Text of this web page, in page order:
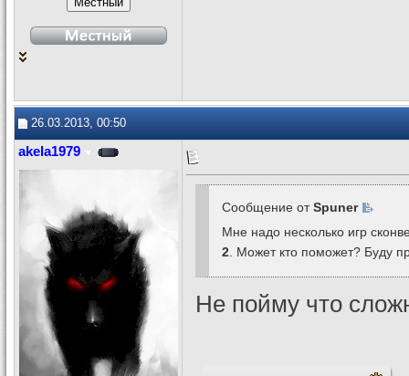
26.03.2013, 00:50
akela1979
Сообщение отSpuner
Мне надо несколько игр
2 . Может кто поможет? Буду
Не пойму что